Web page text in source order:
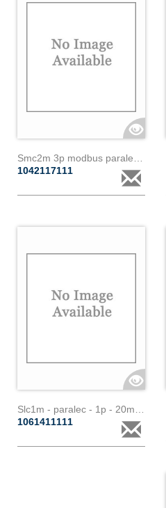
1042117111
1061411111